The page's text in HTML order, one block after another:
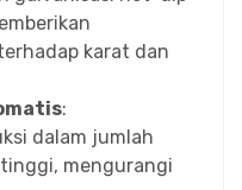
karat dan
:
dalam jumlah
mengurangi